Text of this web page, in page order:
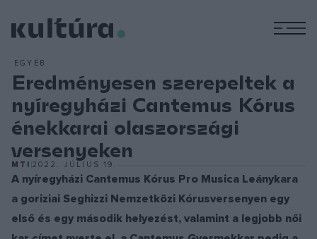
EGYÉB
Eredményesen szerepeltek a
nyíregyházi Cantemus Kórus
énekkarai olaszországi
versenyeken
MTI 2022. JÚLIUS 19.
A nyíregyházi Cantemus Kórus Pro Musica Leánykara
a goriziai Seghizzi Nemzetközi Kórusversenyen egy
első és egy második helyezést, valamint a legjobb női